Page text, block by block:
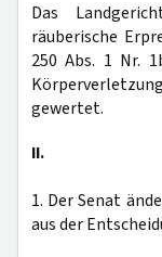
Das
räuberische
250 Abs. 1 Nr.
gewertet.
II.
1. Der Senat
aus der